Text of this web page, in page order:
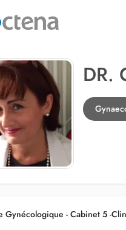
DR.
Gynécologique - Cabinet 5 -